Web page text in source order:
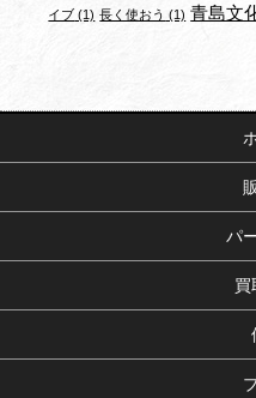
イブ (1) 長く使おう (1) 青島文
パ
買